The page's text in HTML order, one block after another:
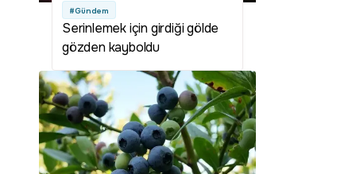
#Gündem
Serinlemek için girdiği gölde
gözden kayboldu